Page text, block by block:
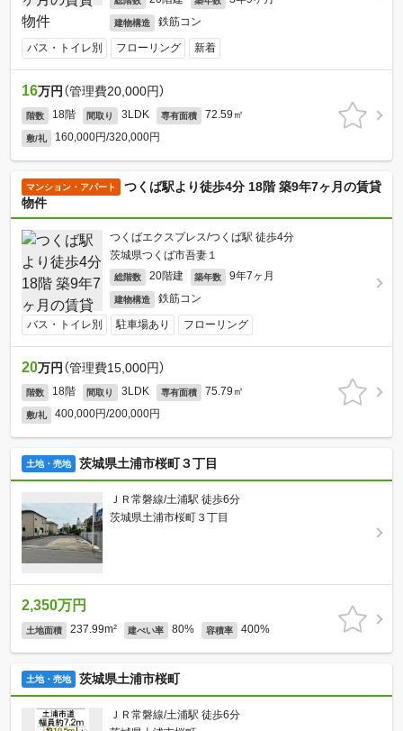
建物構造 鉄筋コン
バス・トイレ別 フローリング 新着
16万円 （管理費20,000円）
階数 18階 間取り 3LDK 専有面積 72.59㎡
敷/礼 160,000円/320,000円
マンション・アパート
つくば駅より徒歩4分 18階 築9年7ヶ月の賃貸
物件
つくばエクスプレス/つくば駅 徒歩4分
茨城県つくば市吾妻１
総階数 20階建 築年数 9年7ヶ月
建物構造 鉄筋コン
バス・トイレ別 駐車場あり フローリング
20万円 （管理費15,000円）
階数 18階 間取り 3LDK 専有面積 75.79㎡
敷/礼 400,000円/200,000円
土地・売地 茨城県土浦市桜町３丁目
ＪＲ常磐線/土浦駅 徒歩6分
茨城県土浦市桜町３丁目
2,350万円
土地面積 237.99m² 建ぺい率 80% 容積率 400%
土地・売地 茨城県土浦市桜町
ＪＲ常磐線/土浦駅 徒歩6分